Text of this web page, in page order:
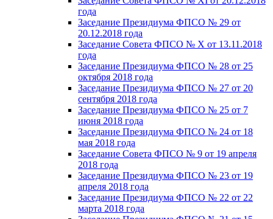
года
Заседание Президиума ФПСО № 29 от
20.12.2018 года
Заседание Совета ФПСО № X от 13.11.2018
года
Заседание Президиума ФПСО № 28 от 25
октября 2018 года
Заседание Президиума ФПСО № 27 от 20
сентября 2018 года
Заседание Президиума ФПСО № 25 от 7
июня 2018 года
Заседание Президиума ФПСО № 24 от 18
мая 2018 года
Заседание Совета ФПСО № 9 от 19 апреля
2018 года
Заседание Президиума ФПСО № 23 от 19
апреля 2018 года
Заседание Президиума ФПСО № 22 от 22
марта 2018 года